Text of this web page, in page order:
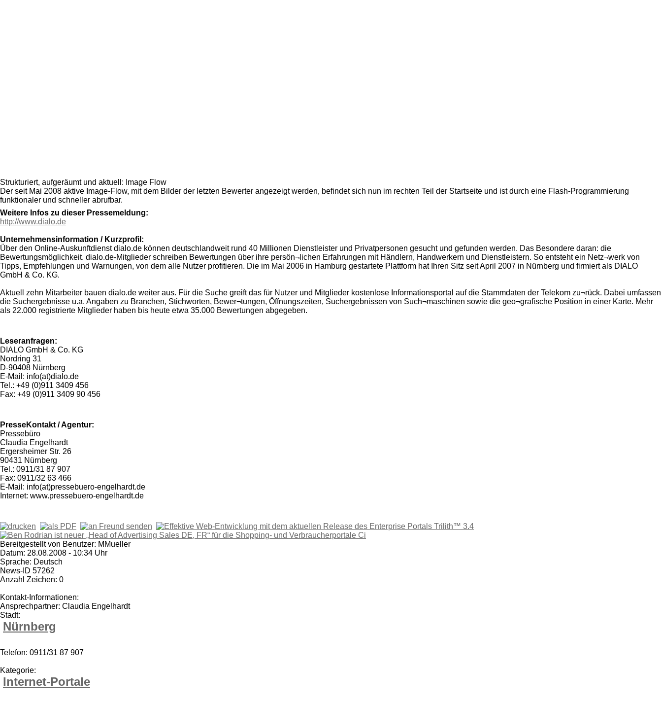
Strukturiert, aufgeräumt und aktuell: Image Flow
Der seit Mai 2008 aktive Image-Flow, mit dem Bilder der letzten Bewerter angezeigt werden, befindet sich nun im rechten Teil der Startseite und ist durch eine Flash-Programmierung
funktionaler und schneller abrufbar.
Weitere Infos zu dieser Pressemeldung:
http://www.dialo.de
Unternehmensinformation / Kurzprofil:
Über den Online-Auskunftdienst dialo.de können deutschlandweit rund 40 Millionen Dienstleister und Privatpersonen gesucht und gefunden werden. Das Besondere daran: die
Bewertungsmöglichkeit. dialo.de-Mitglieder schreiben Bewertungen über ihre persön¬lichen Erfahrungen mit Händlern, Handwerkern und Dienstleistern. So entsteht ein Netz¬werk von
Tipps, Empfehlungen und Warnungen, von dem alle Nutzer profitieren. Die im Mai 2006 in Hamburg gestartete Plattform hat Ihren Sitz seit April 2007 in Nürnberg und firmiert als DIALO
GmbH & Co. KG.
Aktuell zehn Mitarbeiter bauen dialo.de weiter aus. Für die Suche greift das für Nutzer und Mitglieder kostenlose Informationsportal auf die Stammdaten der Telekom zu¬rück. Dabei umfassen
die Suchergebnisse u.a. Angaben zu Branchen, Stichworten, Bewer¬tungen, Öffnungszeiten, Suchergebnissen von Such¬maschinen sowie die geo¬grafische Position in einer Karte. Mehr
als 22.000 registrierte Mitglieder haben bis heute etwa 35.000 Bewertungen abgegeben.
Leseranfragen:
DIALO GmbH & Co. KG
Nordring 31
D-90408 Nürnberg
E-Mail: info(at)dialo.de
Tel.: +49 (0)911 3409 456
Fax: +49 (0)911 3409 90 456
PresseKontakt / Agentur:
Pressebüro
Claudia Engelhardt
Ergersheimer Str. 26
90431 Nürnberg
Tel.: 0911/31 87 907
Fax: 0911/32 63 466
E-Mail: info(at)pressebuero-engelhardt.de
Internet: www.pressebuero-engelhardt.de
Bereitgestellt von Benutzer: MMueller
Datum: 28.08.2008 - 10:34 Uhr
Sprache: Deutsch
News-ID 57262
Anzahl Zeichen: 0
Kontakt-Informationen:
Ansprechpartner: Claudia Engelhardt
Stadt:
Nürnberg
Telefon: 0911/31 87 907
Kategorie:
Internet-Portale